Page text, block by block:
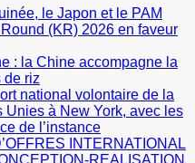
le Japon et le PAM
(KR) 2026 en faveur
: la Chine accompagne la
de riz
national volontaire de la
à New York, avec les
de l’instance
INTERNATIONAL
REALISATION